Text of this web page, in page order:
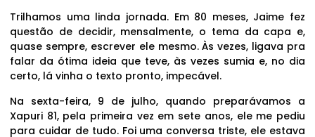
Trilhamos uma linda jornada. Em 80 meses, Jaime fez
questão de decidir, mensalmente, o tema da capa e,
quase sempre, escrever ele mesmo. Às vezes, ligava pra
falar da ótima ideia que teve, às vezes sumia e, no dia
certo, lá vinha o texto pronto, impecável.
Na sexta-feira, 9 de julho, quando preparávamos a
Xapuri 81, pela primeira vez em sete anos, ele me pediu
para cuidar de tudo. Foi uma conversa triste, ele estava